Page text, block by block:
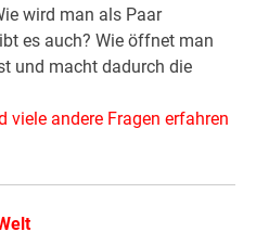
wird man als Paar
es auch? Wie öffnet man
und macht dadurch die
viele andere Fragen erfahren